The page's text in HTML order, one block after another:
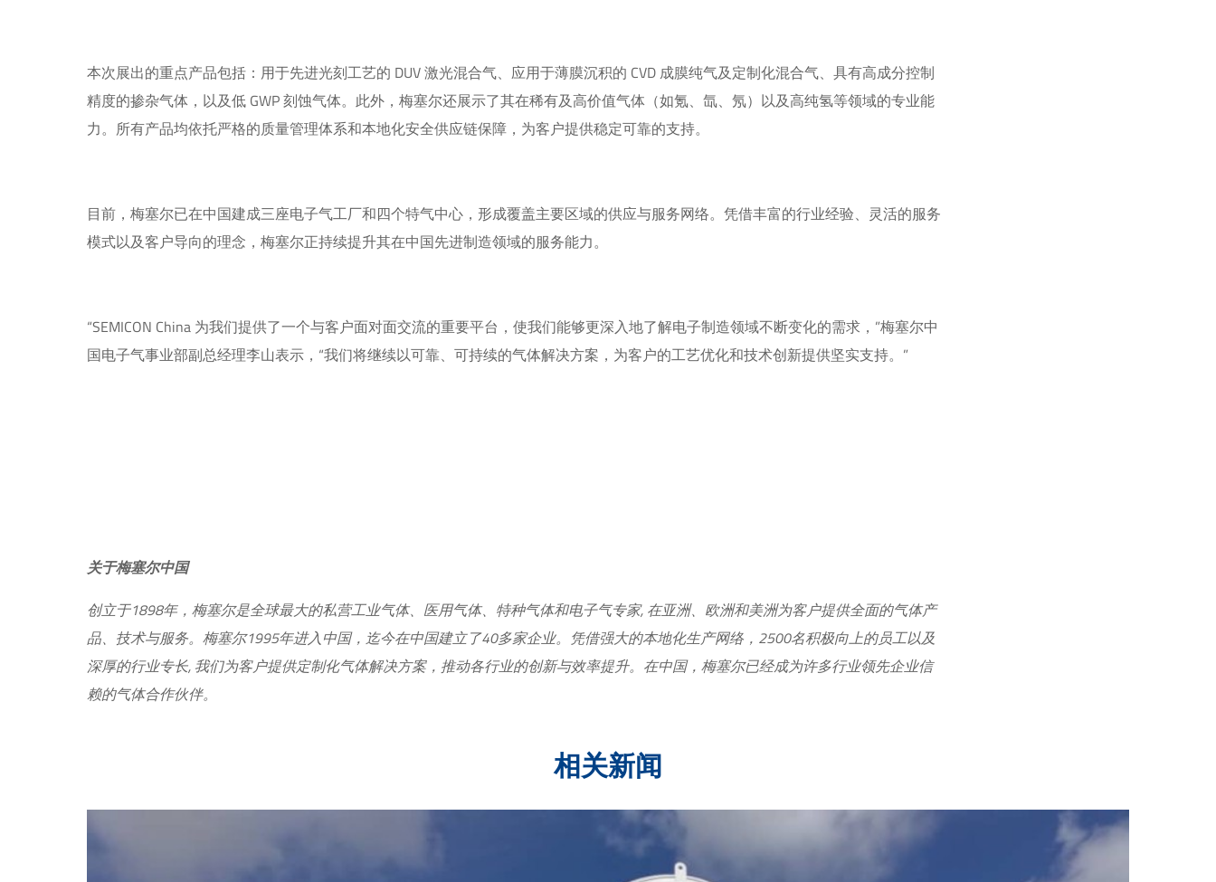
本次展出的重点产品包括：用于先进光刻工艺的 DUV 激光混合气、应用于薄膜沉积的 CVD 成膜纯气及定制化混合气、具有高成分控制
精度的掺杂气体，以及低 GWP 刻蚀气体。此外，梅塞尔还展示了其在稀有及高价值气体（如氪、氙、氖）以及高纯氢等领域的专业能
力。所有产品均依托严格的质量管理体系和本地化安全供应链保障，为客户提供稳定可靠的支持。
目前，梅塞尔已在中国建成三座电子气工厂和四个特气中心，形成覆盖主要区域的供应与服务网络。凭借丰富的行业经验、灵活的服务
模式以及客户导向的理念，梅塞尔正持续提升其在中国先进制造领域的服务能力。
“SEMICON China 为我们提供了一个与客户面对面交流的重要平台，使我们能够更深入地了解电子制造领域不断变化的需求，”梅塞尔中
国电子气事业部副总经理李山表示，“我们将继续以可靠、可持续的气体解决方案，为客户的工艺优化和技术创新提供坚实支持。”
关于梅塞尔中国
创立于1898年，梅塞尔是全球最大的私营工业气体、医用气体、特种气体和电子气专家, 在亚洲、欧洲和美洲为客户提供全面的气体产
品、技术与服务。梅塞尔1995年进入中国，迄今在中国建立了40多家企业。凭借强大的本地化生产网络，2500名积极向上的员工以及
深厚的行业专长, 我们为客户提供定制化气体解决方案，推动各行业的创新与效率提升。在中国，梅塞尔已经成为许多行业领先企业信
赖的气体合作伙伴。
相关新闻